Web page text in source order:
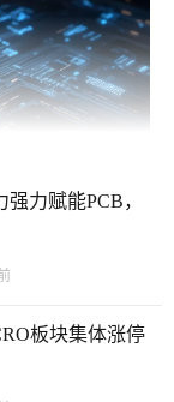
达Vera Rubin AI
力赋能PCB，
板块集体涨停